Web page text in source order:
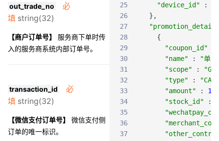
out_trade_no
必
填 string(32)
【商户订单号】
服务商下单时传
入的服务商系统内部订单号。
transaction_id
必
填 string(32)
【微信支付订单号】
微信支付侧
订单的唯一标识。
25
"device_id" :
26
} ,
27
"promotion_detail"
28
{
29
"coupon_id"
30
"name" :
"单
31
"scope" :
32
"type" :
33
"amount" :
100
34
"stock_id" :
35
36
37